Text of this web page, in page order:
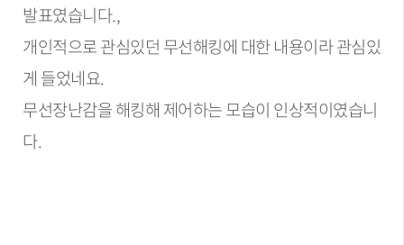
발표였습니다.,
개인적으로 관심있던 무선해킹에 대한 내용이라 관심있
게 들었네요.
무선장난감을 해킹해 제어하는 모습이 인상적이였습니
다.